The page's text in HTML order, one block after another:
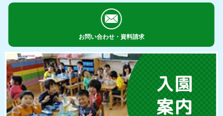
お問い合わせ・資料請求